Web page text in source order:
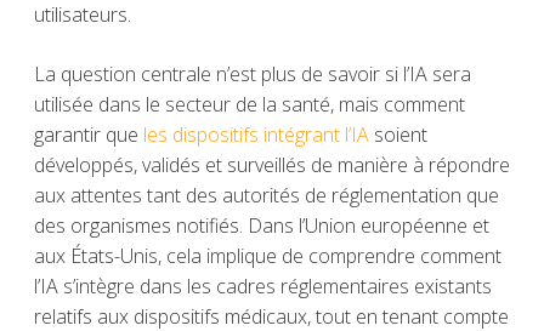
utilisateurs.
La question centrale n’est plus de savoir si l’IA sera
utilisée dans le secteur de la santé, mais comment
garantir que les dispositifs intégrant l’IA soient
développés, validés et surveillés de manière à répondre
aux attentes tant des autorités de réglementation que
des organismes notifiés. Dans l’Union européenne et
aux États-Unis, cela implique de comprendre comment
l’IA s’intègre dans les cadres réglementaires existants
relatifs aux dispositifs médicaux, tout en tenant compte